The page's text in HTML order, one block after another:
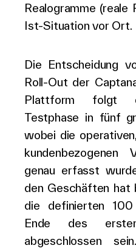
Realogramme (reale
Ist-Situation vor Ort.
Die Entscheidung
Roll-Out der
Plattform folgt
Testphase in fünf
wobei die
genau erfasst
den Geschäften hat
die definierten
Ende des
abgeschlossen